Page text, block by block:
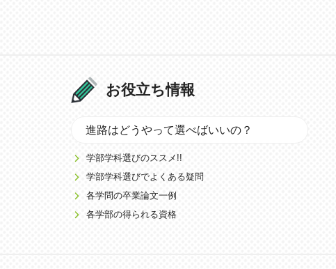
お役立ち情報
進路はどうやって選べばいいの？
学部学科選びのススメ!!
学部学科選びでよくある疑問
各学問の卒業論文一例
各学部の得られる資格